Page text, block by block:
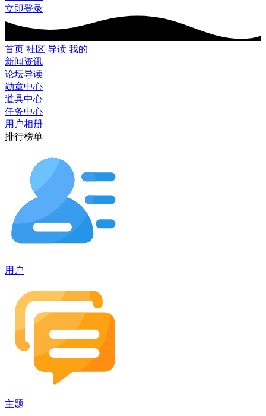
立即登录
首页 社区 导读 我的
新闻资讯
论坛导读
勋章中心
道具中心
任务中心
用户相册
排行榜单
用户
主题